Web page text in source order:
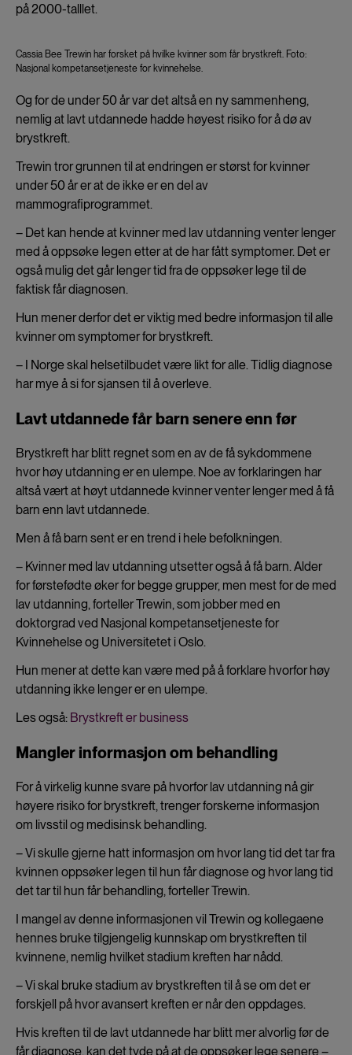
på 2000-talllet.
Cassia Bee Trewin har forsket på hvilke kvinner som får brystkreft. Foto:
Nasjonal kompetansetjeneste for kvinnehelse.
Og for de under 50 år var det altså en ny sammenheng,
nemlig at lavt utdannede hadde høyest risiko for å dø av
brystkreft.
Trewin tror grunnen til at endringen er størst for kvinner
under 50 år er at de ikke er en del av
mammografiprogrammet.
– Det kan hende at kvinner med lav utdanning venter lenger
med å oppsøke legen etter at de har fått symptomer. Det er
også mulig det går lenger tid fra de oppsøker lege til de
faktisk får diagnosen.
Hun mener derfor det er viktig med bedre informasjon til alle
kvinner om symptomer for brystkreft.
– I Norge skal helsetilbudet være likt for alle. Tidlig diagnose
har mye å si for sjansen til å overleve.
Lavt utdannede får barn senere enn før
Brystkreft har blitt regnet som en av de få sykdommene
hvor høy utdanning er en ulempe. Noe av forklaringen har
altså vært at høyt utdannede kvinner venter lenger med å få
barn enn lavt utdannede.
Men å få barn sent er en trend i hele befolkningen.
– Kvinner med lav utdanning utsetter også å få barn. Alder
for førstefødte øker for begge grupper, men mest for de med
lav utdanning, forteller Trewin, som jobber med en
doktorgrad ved Nasjonal kompetansetjeneste for
Kvinnehelse og Universitetet i Oslo.
Hun mener at dette kan være med på å forklare hvorfor høy
utdanning ikke lenger er en ulempe.
Les også: Brystkreft er business
Mangler informasjon om behandling
For å virkelig kunne svare på hvorfor lav utdanning nå gir
høyere risiko for brystkreft, trenger forskerne informasjon
om livsstil og medisinsk behandling.
– Vi skulle gjerne hatt informasjon om hvor lang tid det tar fra
kvinnen oppsøker legen til hun får diagnose og hvor lang tid
det tar til hun får behandling, forteller Trewin.
I mangel av denne informasjonen vil Trewin og kollegaene
hennes bruke tilgjengelig kunnskap om brystkreften til
kvinnene, nemlig hvilket stadium kreften har nådd.
– Vi skal bruke stadium av brystkreften til å se om det er
forskjell på hvor avansert kreften er når den oppdages.
Hvis kreften til de lavt utdannede har blitt mer alvorlig før de
får diagnose, kan det tyde på at de oppsøker lege senere –